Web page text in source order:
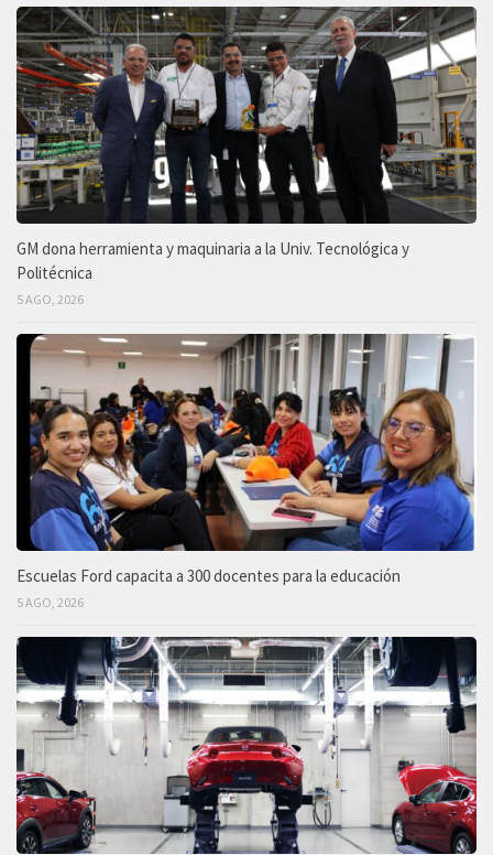
GM dona herramienta y maquinaria a la Univ. Tecnológica y
Politécnica
5 AGO, 2026
Escuelas Ford capacita a 300 docentes para la educación
5 AGO, 2026